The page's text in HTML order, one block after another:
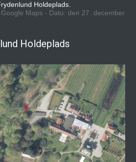
Holdeplads.
Maps - Dato: den 27. december
Holdeplads